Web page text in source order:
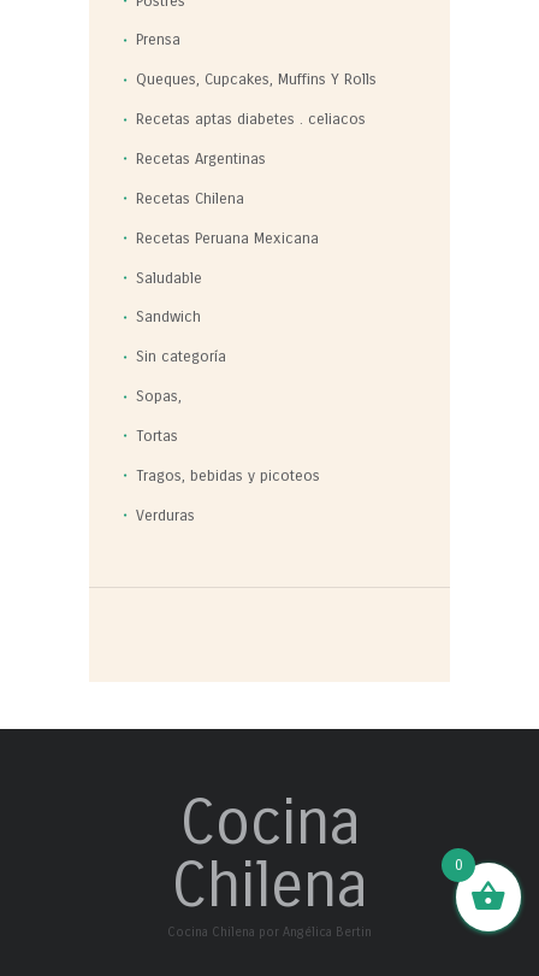
Prensa
Queques, Cupcakes, Muffins Y Rolls
Recetas aptas diabetes . celiacos
Recetas Argentinas
Recetas Chilena
Recetas Peruana Mexicana
Saludable
Sandwich
Sin categoría
Sopas,
Tortas
Tragos, bebidas y picoteos
Verduras
Cocina
Chilena
Cocina Chilena por Angélica Bertin
0